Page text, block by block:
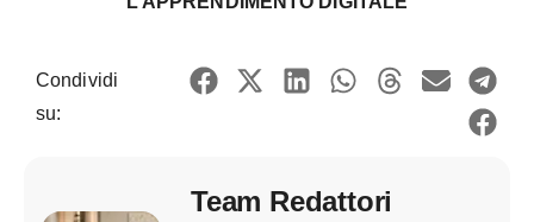
Condividi
su:
Team Redattori